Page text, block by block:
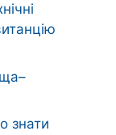
знати